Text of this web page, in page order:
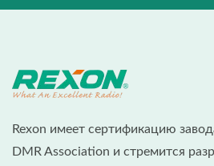
Rexon имеет сертификацию
DMR Association и стремится